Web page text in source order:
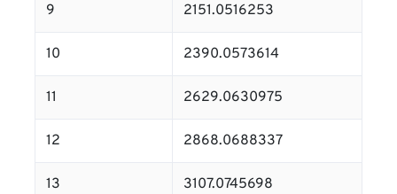
9 2151.0516253
10 2390.0573614
11 2629.0630975
12 2868.0688337
13 3107.0745698